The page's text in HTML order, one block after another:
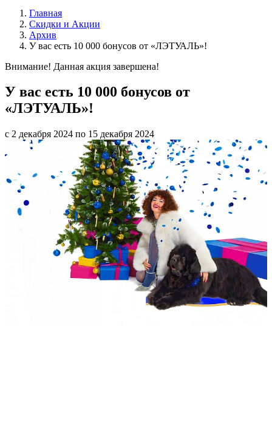
Главная
Скидки и Акции
Архив
У вас есть 10 000 бонусов от «ЛЭТУАЛЬ»!
Внимание! Данная акция завершена!
У вас есть 10 000 бонусов от
«ЛЭТУАЛЬ»!
с 2 декабря 2024 по 15 декабря 2024